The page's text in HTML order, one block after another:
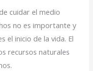
cuidar el medio
no es importante y
el inicio de la vida. El
recursos naturales